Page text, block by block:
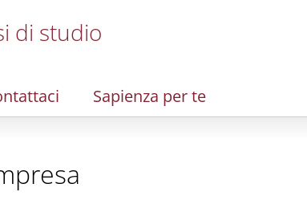
di studio
Sapienza per te